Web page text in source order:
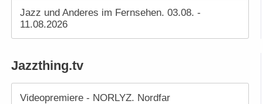
Jazz und Anderes im Fernsehen. 03.08. -
11.08.2026
Jazzthing.tv
Videopremiere - NORLYZ. Nordfar